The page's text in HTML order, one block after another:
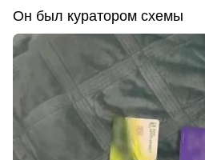
Он был куратором схемы